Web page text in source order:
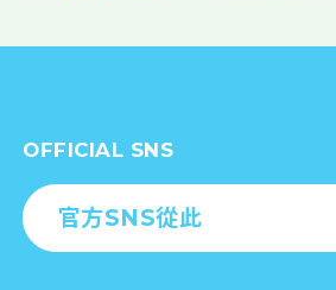
OFFICIAL SNS
官方SNS從此